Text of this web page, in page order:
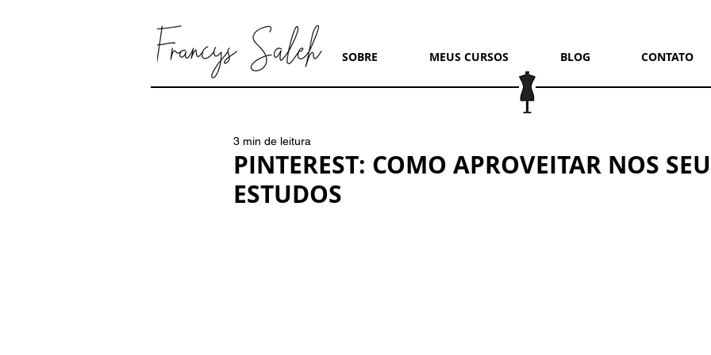
SOBRE MEUS CURSOS BLOG CONTATO
PINTEREST: COMO APROVEITAR NOS
ESTUDOS
3 min de leitura